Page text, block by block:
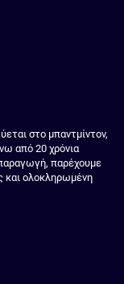
στο μπαντμίντον,
από 20 χρόνια
παρέχουμε
και ολοκληρωμένη